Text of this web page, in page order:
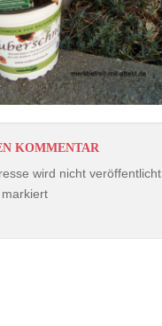
KOMMENTAR
wird nicht veröffentlicht.
markiert